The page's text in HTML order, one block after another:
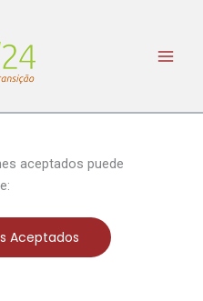
aceptados puede
Aceptados